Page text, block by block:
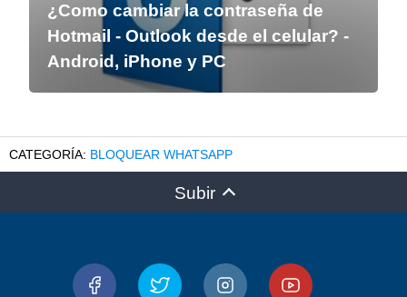
¿Como cambiar la contraseña de
Hotmail - Outlook desde el celular? -
Android, iPhone y PC
BLOQUEAR WHATSAPP
Subir